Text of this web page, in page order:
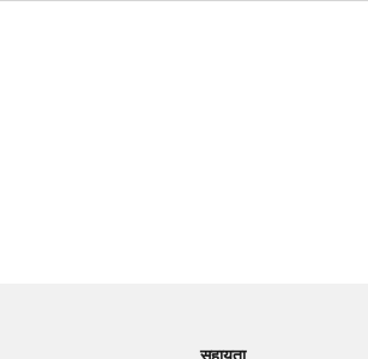
सहायता